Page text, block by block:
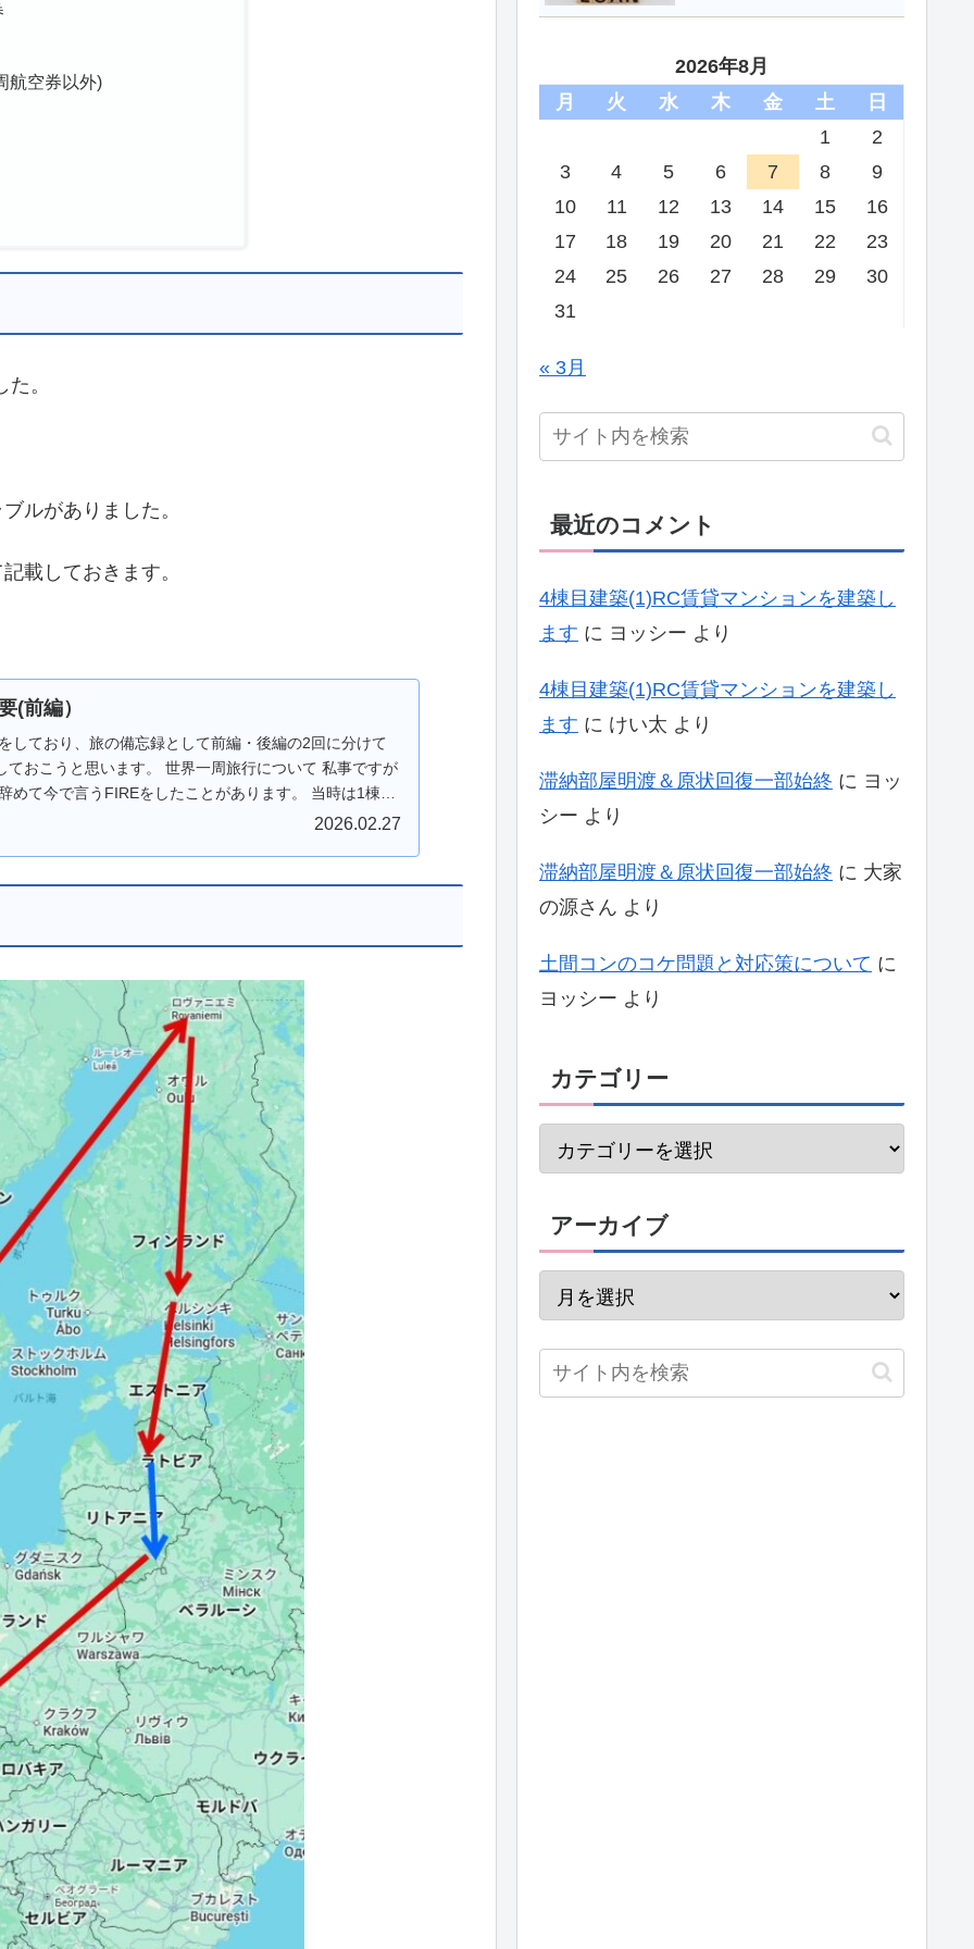
航空券以外)
。
ルがありました。
載しておきます。
(前編）
しており、旅の備忘録として前編・後編の2回に分けて
ておこうと思います。 世界一周旅行について 私事ですが
めて今で言うFIREをしたことがあります。 当時は1棟ア
2026.02.27
2026年8月
月
火 水 木 金 土
日
1
2
3
4 5 6 7 8
9
10
11 12 13 14 15
16
17
18 19 20 21 22
23
24
25 26 27 28 29
30
31
« 3月
最近のコメント
4棟目建築(1)RC賃貸マンションを建築し
ます に ヨッシー より
4棟目建築(1)RC賃貸マンションを建築し
ます に けい太 より
滞納部屋明渡＆原状回復一部始終 に ヨッ
シー より
滞納部屋明渡＆原状回復一部始終 に 大家
の源さん より
土間コンのコケ問題と対応策について に
ヨッシー より
カテゴリー
アーカイブ